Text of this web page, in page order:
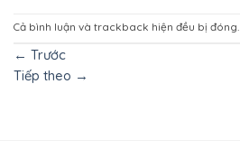
Cả bình luận và trackback hiện đều bị đóng.
← Trước
Tiếp theo →